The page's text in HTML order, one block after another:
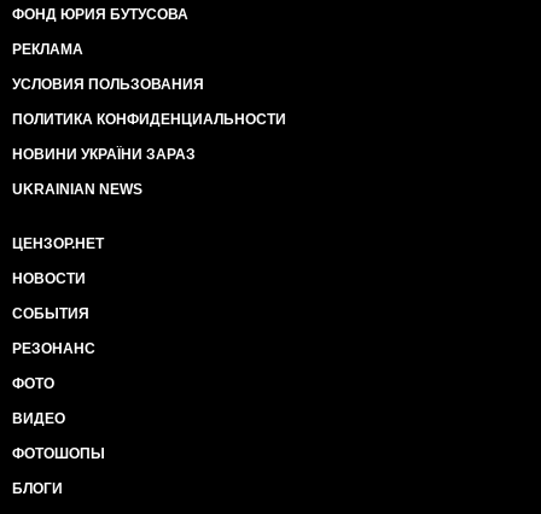
ФОНД ЮРИЯ БУТУСОВА
РЕКЛАМА
УСЛОВИЯ ПОЛЬЗОВАНИЯ
ПОЛИТИКА КОНФИДЕНЦИАЛЬНОСТИ
НОВИНИ УКРАЇНИ ЗАРАЗ
UKRAINIAN NEWS
ЦЕНЗОР.НЕТ
НОВОСТИ
СОБЫТИЯ
РЕЗОНАНС
ФОТО
ВИДЕО
ФОТОШОПЫ
БЛОГИ